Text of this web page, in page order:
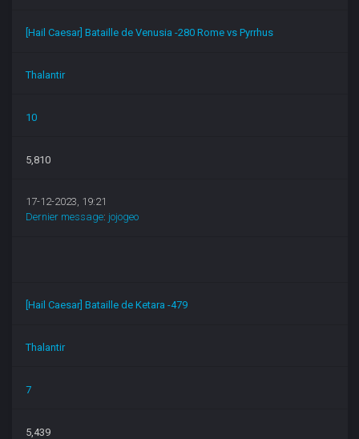
[Hail Caesar] Bataille de Venusia -280 Rome vs Pyrrhus
Thalantir
10
5,810
17-12-2023, 19:21
Dernier message: jojogeo
[Hail Caesar] Bataille de Ketara -479
Thalantir
7
5,439